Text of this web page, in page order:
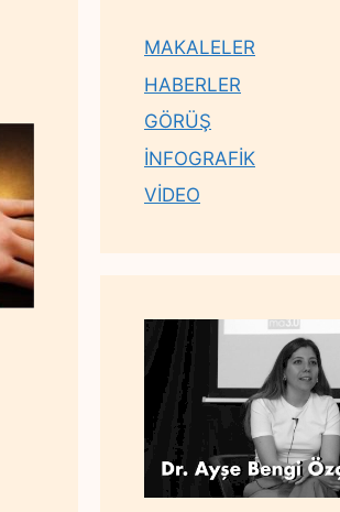
MAKALELER
HABERLER
GÖRÜŞ
İNFOGRAFİK
VİDEO